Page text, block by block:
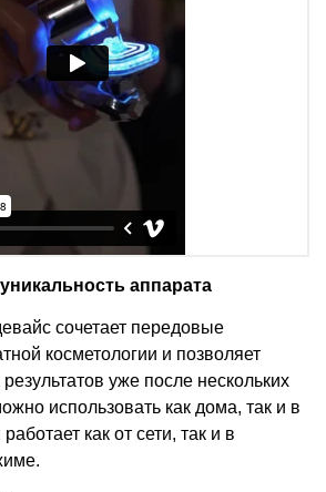
аппарата
сочетает передовые
косметологии и позволяет
уже после нескольких
использовать как дома, так и в
как от сети, так и в